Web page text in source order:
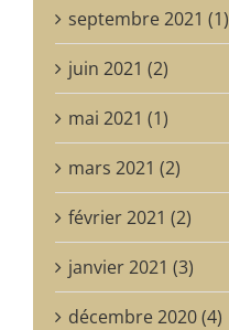
septembre 2021 (1)
juin 2021 (2)
mai 2021 (1)
mars 2021 (2)
février 2021 (2)
janvier 2021 (3)
décembre 2020 (4)